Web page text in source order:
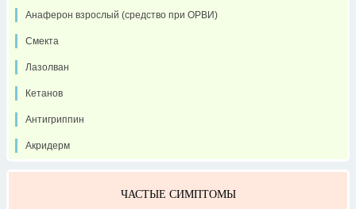
Анаферон взрослый (средство при ОРВИ)
Смекта
Лазолван
Кетанов
Антигриппин
Акридерм
ЧАСТЫЕ СИМПТОМЫ